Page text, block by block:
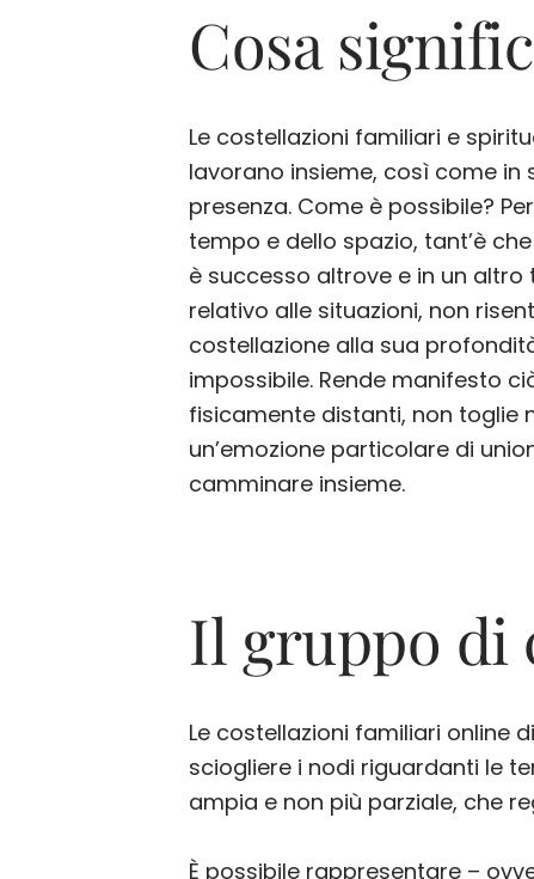
Cosa
Le costellazioni familiari e
lavorano insieme, così come in
presenza. Come è possibile?
tempo e dello spazio, tant’è
è successo altrove e in un altro
relativo alle situazioni, non
costellazione alla sua
impossibile. Rende manifesto
fisicamente distanti, non toglie
un’emozione particolare di
camminare insieme.
Il gruppo di
Le costellazioni familiari online
sciogliere i nodi riguardanti le
ampia e non più parziale, che
È possibile rappresentare –